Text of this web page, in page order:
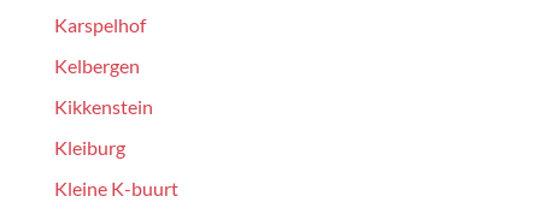
Karspelhof
Kelbergen
Kikkenstein
Kleiburg
Kleine K-buurt